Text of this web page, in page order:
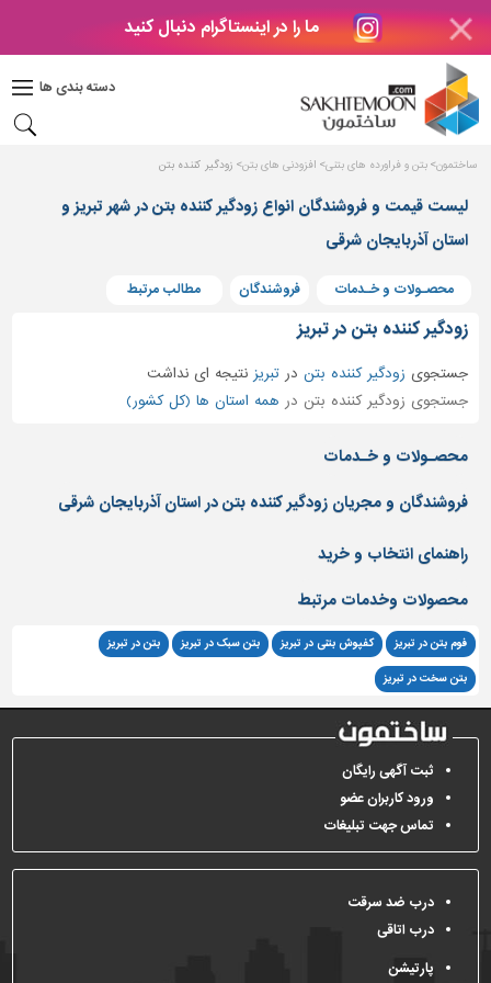
ما را در اینستاگرام دنبال کنید
دسته بندی ها
دکوراسیون
بتن
های
بتنی
درب
پنجره
مصالح
پله،
نرده
حفاظ
دیوارپوش،
سنگ
سرویس
بهداشتی
ابزار،یراق
و
ماشین
آلات
برقی،روشنایی،ایمنی
محوطه
و
ساخت
ساز
ساختمون بتن و فراورده های بتنی افزودنی های بتن زودگیر کننده بتن
لیست قیمت و فروشندگان انواع زودگیر کننده بتن در شهر تبریز و
استان آذربایجان شرقی
محصـولات و خـدمات فروشندگان مطالب مرتبط
زودگیر کننده بتن در تبریز
جستجوی زودگیر کننده بتن درتبریز نتیجه ای نداشت
جستجوی زودگیر کننده بتن در همه استان ها (کل کشور)
محصـولات و خـدمات
فروشندگان و مجریان زودگیر کننده بتن در استان آذربایجان شرقی
راهنمای انتخاب و خرید
محصولات وخدمات مرتبط
فوم بتن در تبریز کفپوش بتنی در تبریز بتن سبک در تبریز بتن در تبریز
بتن سخت در تبریز
ثبت آگهی رایگان
ورود کاربران عضو
تماس جهت تبلیغات
درب ضد سرقت
درب اتاقی
پارتیشن